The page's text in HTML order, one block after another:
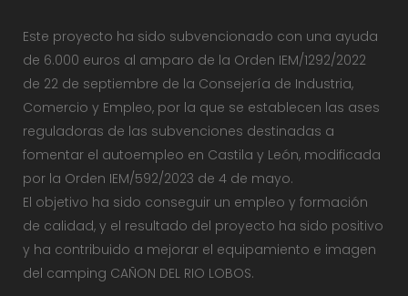
Este proyecto ha sido subvencionado con una ayuda
de 6.000 euros al amparo de la Orden IEM/1292/2022
de 22 de septiembre de la Consejería de Industria,
Comercio y Empleo, por la que se establecen las ases
reguladoras de las subvenciones destinadas a
fomentar el autoempleo en Castila y León, modificada
por la Orden IEM/592/2023 de 4 de mayo.
El objetivo ha sido conseguir un empleo y formación
de calidad, y el resultado del proyecto ha sido positivo
y ha contribuido a mejorar el equipamiento e imagen
del camping CAÑON DEL RIO LOBOS.